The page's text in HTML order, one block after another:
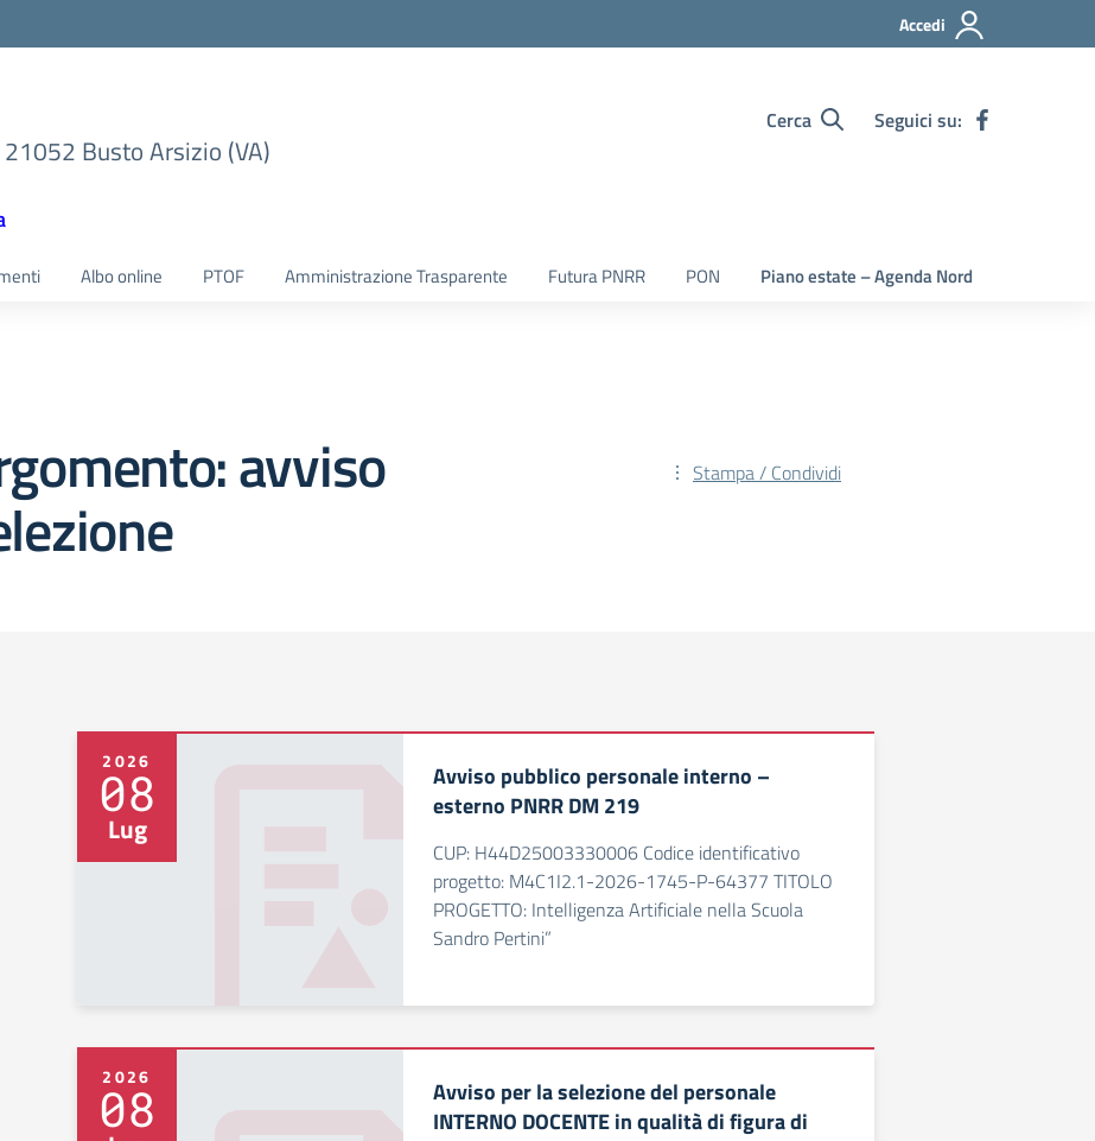
Accedi
Busto Arsizio (VA)
Cerca Seguici su:
Albo online PTOF Amministrazione Trasparente Futura PNRR PON Piano estate – Agenda Nord
avviso Stampa / Condividi
2026
08
Lug
Avviso pubblico personale interno –
esterno PNRR DM 219
CUP: H44D25003330006 Codice identificativo
progetto: M4C1I2.1-2026-1745-P-64377 TITOLO
PROGETTO: Intelligenza Artificiale nella Scuola
Sandro Pertini”
2026
08
Avviso per la selezione del personale
INTERNO DOCENTE in qualità di figura di